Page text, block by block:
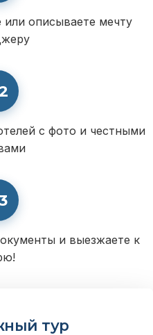
описываете мечту
с фото и честными
и выезжаете к
тур